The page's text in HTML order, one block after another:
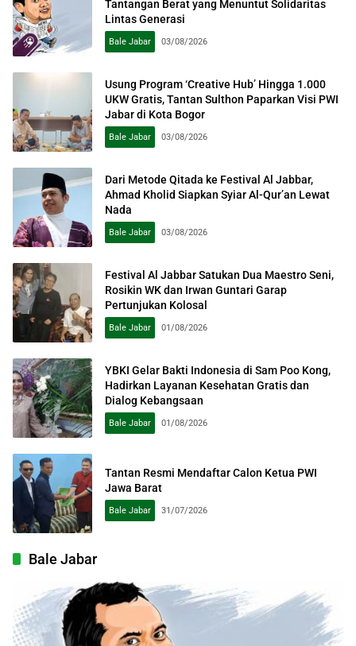
Tantangan Berat yang Menuntut Solidaritas
Lintas Generasi
Bale Jabar 03/08/2026
Usung Program ‘Creative Hub’ Hingga 1.000
UKW Gratis, Tantan Sulthon Paparkan Visi PWI
Jabar di Kota Bogor
Bale Jabar 03/08/2026
Dari Metode Qitada ke Festival Al Jabbar,
Ahmad Kholid Siapkan Syiar Al-Qur’an Lewat
Nada
Bale Jabar 03/08/2026
Festival Al Jabbar Satukan Dua Maestro Seni,
Rosikin WK dan Irwan Guntari Garap
Pertunjukan Kolosal
Bale Jabar 01/08/2026
YBKI Gelar Bakti Indonesia di Sam Poo Kong,
Hadirkan Layanan Kesehatan Gratis dan
Dialog Kebangsaan
Bale Jabar 01/08/2026
Tantan Resmi Mendaftar Calon Ketua PWI
Jawa Barat
Bale Jabar 31/07/2026
Bale Jabar